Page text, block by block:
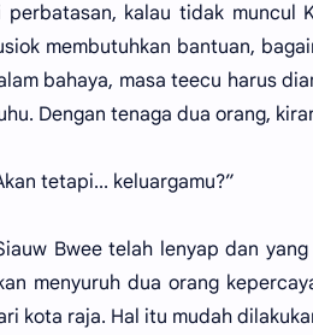
perbatasan, kalau tidak muncul
membutuhkan bantuan,
bahaya, masa teecu harus
Dengan tenaga dua orang,
tetapi... keluargamu?”
Bwee telah lenyap dan
menyuruh dua orang
kota raja. Hal itu mudah